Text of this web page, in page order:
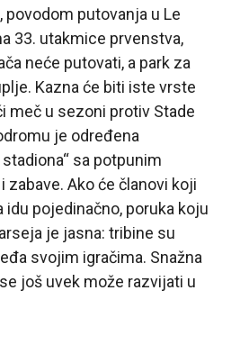
povodom putovanja u Le
33. utakmice prvenstva,
neće putovati, a park za
Kazna će biti iste vrste
meč u sezoni protiv Stade
je određena
sa potpunim
zabave. Ako će članovi koji
idu pojedinačno, poruka koju
je jasna: tribine su
svojim igračima. Snažna
još uvek može razvijati u